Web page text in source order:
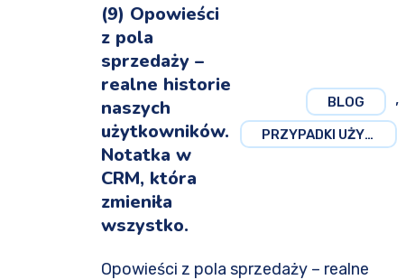
BLOG ,
PRZYPADKI UŻYCIA
(9) Opowieści
z pola
sprzedaży –
realne historie
naszych
użytkowników.
Notatka w
CRM, która
zmieniła
wszystko.
Opowieści z pola sprzedaży – realne